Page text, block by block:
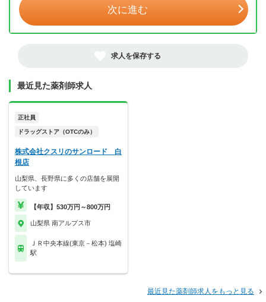
次に進む
求人を保存する
最近見た薬剤師求人
正社員
ドラッグストア（OTCのみ）
株式会社クスリのサンロード 白
根店
山梨県、長野県に多くの店舗を展開
しています
【年収】530万円～800万円
山梨県 南アルプス市
ＪＲ中央本線(東京－松本) 塩崎
駅
最近見た薬剤師求人をもっと見る